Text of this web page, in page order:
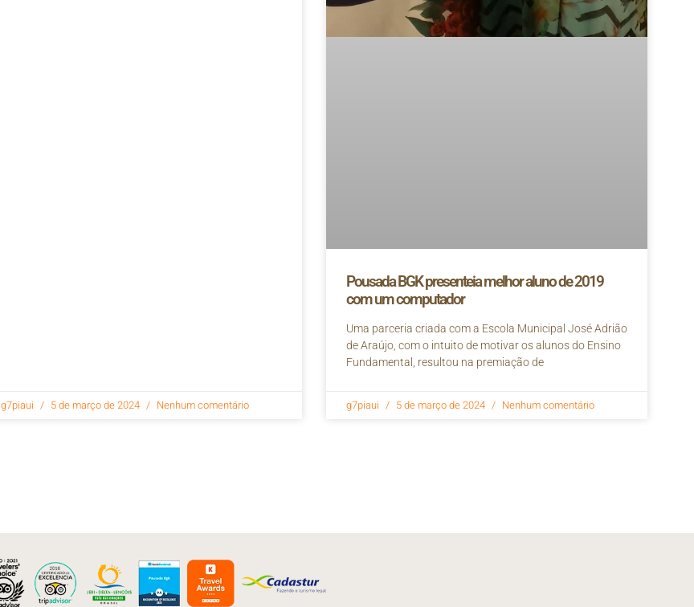
g7piaui 5 de março de 2024 Nenhum comentário
Pousada BGK presenteia melhor aluno de 2019
com um computador
Uma parceria criada com a Escola Municipal José Adrião
de Araújo, com o intuito de motivar os alunos do Ensino
Fundamental, resultou na premiação de
g7piaui 5 de março de 2024 Nenhum comentário